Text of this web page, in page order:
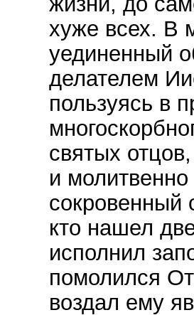
хуже всех. В
уединенный
делателем
пользуясь в
святых
и молитвенно
сокровенный
кто нашел
исполнил
помолился
воздал ему